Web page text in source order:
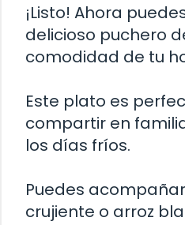
¡Listo! Ahora
delicioso puchero
comodidad de tu
Este plato es
compartir en
los días fríos.
Puedes
crujiente o arroz